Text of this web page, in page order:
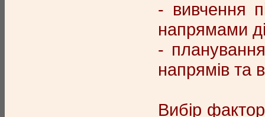
- вивчення
напрямами
-
напрямів та
Вибір